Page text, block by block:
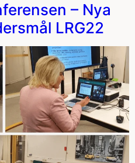
– Nya
LRG22